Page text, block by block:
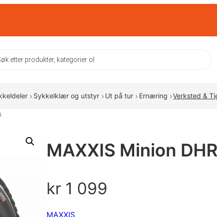
Sykkelklær og utstyr Ut på tur Ernæring Verksted &
MAXXIS Minion
kr 1 099
MAXXIS